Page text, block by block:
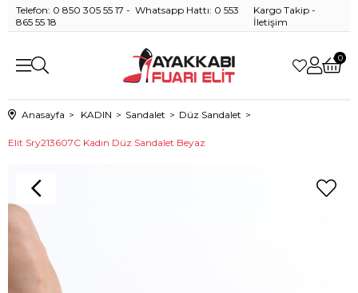
Telefon: 0 850 305 55 17 - Whatsapp Hattı: 0 553
865 55 18
Kargo Takip -
İletişim
0
Anasayfa KADIN Sandalet Düz Sandalet
Elit Sry213607C Kadın Düz Sandalet Beyaz